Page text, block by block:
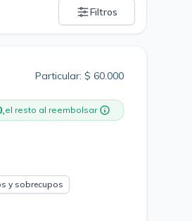
Filtros
Particular: $ 60.000
el resto al reembolsar
y sobrecupos